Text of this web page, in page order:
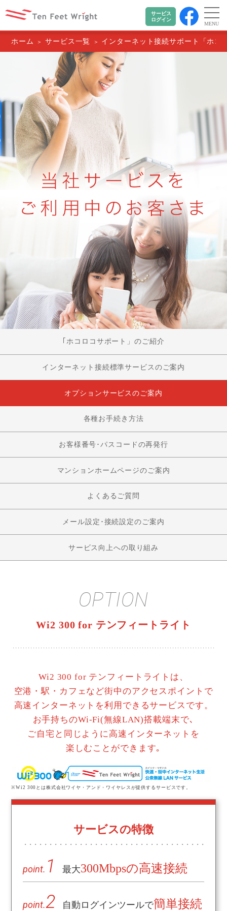
サービス
ログイン
MENU
ホーム サービス一覧 インターネット接続サポート「ホコ
｢ホコロコサポート」のご紹介
インターネット接続標準サービスのご案内
オプションサービスのご案内
各種お手続き方法
お客様番号･パスコードの再発行
マンションホームページのご案内
よくあるご質問
メール設定･接続設定のご案内
サービス向上への取り組み
OPTION
Wi2 300 for テンフィートライト
Wi2 300 for テンフィートライトは、
空港・駅・カフェなど街中のアクセスポイントで
高速インターネットを利用できるサービスです。
お手持ちのWi-Fi(無線LAN)搭載端末で､
ご自宅と同じように高速インターネットを
楽しむことができます｡
※Wi2 300とは株式会社ワイヤ・アンド・ワイヤレスが提供するサービスです。
サービスの特徴
point. 1 最大300Mbpsの高速接続
point.2 自動ログインツールで簡単接続